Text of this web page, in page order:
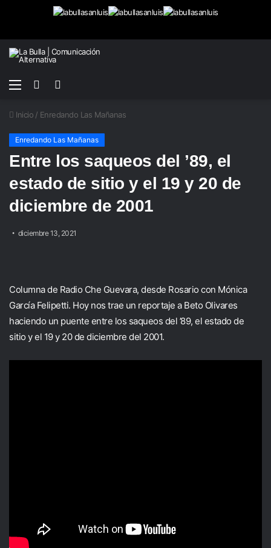
Menú
Buscar
Inicio / Enredando Las Mañanas
Enredando Las Mañanas
Entre los saqueos del ’89, el
estado de sitio y el 19 y 20 de
diciembre de 2001
diciembre 13, 2021
Columna de Radio Che Guevara, desde Rosario con Mónica
García Felipetti. Hoy nos trae un reportaje a Beto Olivares
haciendo un puente entre los saqueos del ’89, el estado de
sitio y el 19 y 20 de diciembre del 2001.